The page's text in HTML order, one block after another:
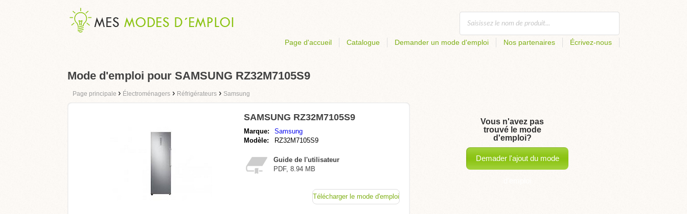
Page d'accueil Catalogue Demander un mode d'emploi Nos partenaires Écrivez-nous
Mode d'emploi pour SAMSUNG RZ32M7105S9
Page principale › Électroménagers › Réfrigérateurs › Samsung
SAMSUNG RZ32M7105S9
Marque:
Samsung
Modèle:
RZ32M7105S9
Guide de l'utilisateur
PDF, 8.94 MB
Télécharger le mode d'emploi
Vous n'avez pas
trouvé le mode
d'emploi?
Demader l'ajout du mode